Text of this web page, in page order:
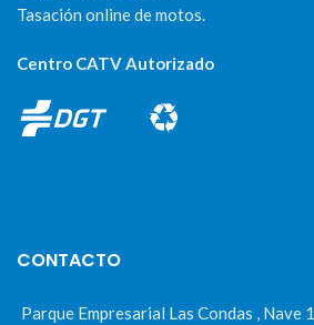
Tasación online de motos.
Centro CATV Autorizado
CONTACTO
Parque Empresarial Las Condas , Nave 1